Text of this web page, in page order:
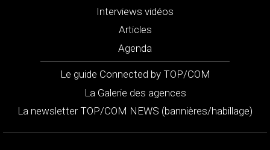
Interviews vidéos
Articles
Agenda
Le guide Connected by TOP/COM
La Galerie des agences
La newsletter TOP/COM NEWS (bannières/habillage)